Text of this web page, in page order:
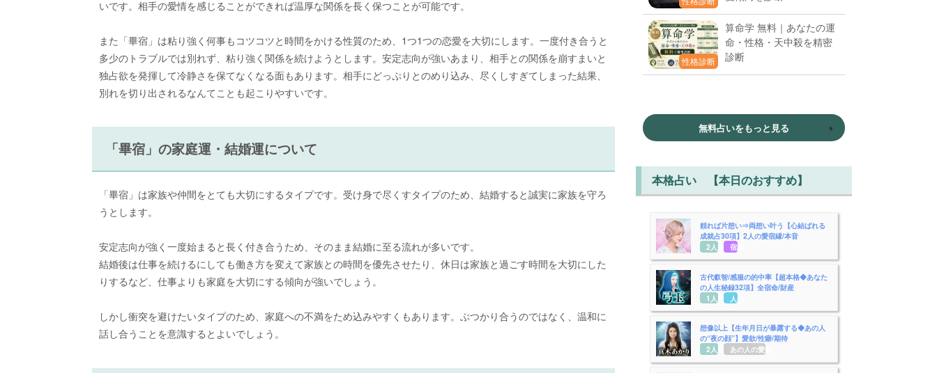
いです。相手の愛情を感じることができれば温厚な関係を長く保つことが可能です。
また「畢宿」は粘り強く何事もコツコツと時間をかける性質のため、1つ1つの恋愛を大切にします。一度付き合うと
多少のトラブルでは別れず、粘り強く関係を続けようとします。安定志向が強いあまり、相手との関係を崩すまいと
独占欲を発揮して冷静さを保てなくなる面もあります。相手にどっぷりとのめり込み、尽くしすぎてしまった結果、
別れを切り出されるなんてことも起こりやすいです。
「畢宿」の家庭運・結婚運について
「畢宿」は家族や仲間をとても大切にするタイプです。受け身で尽くすタイプのため、結婚すると誠実に家族を守ろ
うとします。
安定志向が強く一度始まると長く付き合うため、そのまま結婚に至る流れが多いです。
結婚後は仕事を続けるにしても働き方を変えて家族との時間を優先させたり、休日は家族と過ごす時間を大切にした
りするなど、仕事よりも家庭を大切にする傾向が強いでしょう。
しかし衝突を避けたいタイプのため、家庭への不満をため込みやすくもあります。ぶつかり合うのではなく、温和に
話し合うことを意識するとよいでしょう。
性格診断
算命学 無料｜あなたの運
命・性格・天中殺を精密
診断
無料占いをもっと見る
本格占い 【本日のおすすめ】
頼れば片想い⇒両想い叶う【心結ばれる
成就占30項】2人の愛宿縁/本音
2人用 宿縁
古代叡智/感服の的中率【超本格◆あなた
の人生秘録32項】全宿命/財産
1人用
人生
想像以上【生年月日が暴露する◆あの人
の“夜の顔”】愛欲/性癖/期待
2人用
あの人の愛欲